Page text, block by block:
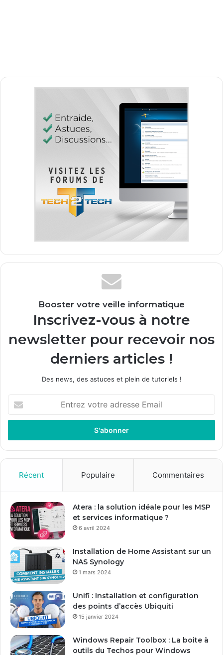
Booster votre veille informatique
Inscrivez-vous à notre
newsletter pour recevoir nos
derniers articles !
Des news, des astuces et plein de tutoriels !
votre
adresse
Récent Populaire Commentaires
Atera : la solution idéale pour les MSP
et services informatique ?
6 avril 2024
Installation de Home Assistant sur un
NAS Synology
1 mars 2024
Unifi : Installation et configuration
des points d’accès Ubiquiti
15 janvier 2024
Windows Repair Toolbox : La boite à
outils du Techos pour Windows